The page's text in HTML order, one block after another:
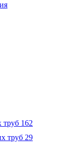
труб 162
труб 29